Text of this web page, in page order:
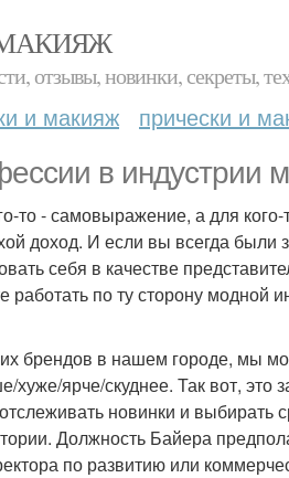
отзывы, новинки, секреты,
и макияж прически и
в индустрии
то - самовыражение, а для
доход. И если вы всегда
себя в качестве
по ту сторону модной
брендов в нашем городе, мы
ярче/скуднее. Так вот, это
новинки и выбирать
Должность Байера
по развитию или